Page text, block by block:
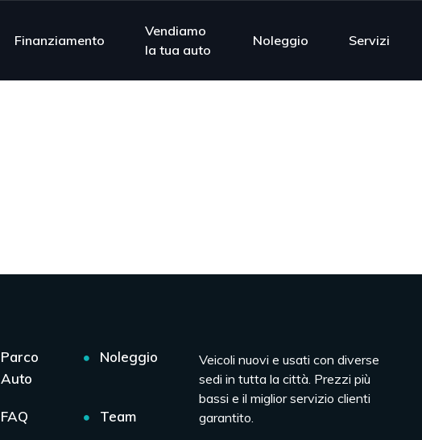
Finanziamento
Vendiamo
la tua auto
Noleggio Servizi
Parco
Auto
Noleggio
FAQ Team
Veicoli nuovi e usati con diverse
sedi in tutta la città. Prezzi più
bassi e il miglior servizio clienti
garantito.